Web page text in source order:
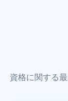
資格に関する